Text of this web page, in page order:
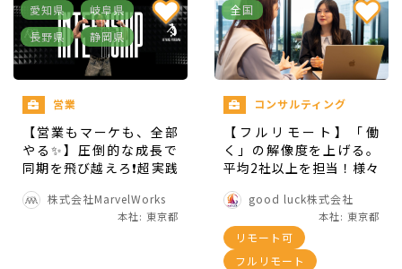
インターンを通して得られる経
験
基本的なビジネススキル
コンサルタントとしての専門スキル
デジタルマーケティングの思考法
グ経験
愛知県
岐阜県
長野県
静岡県
営業
【営業もマーケも、全部
やる✨️】圧倒的な成長で
同期を飛び越えろ❗️超実践
「飛躍（HIYAKU）」の
参加メンバー募集❗️土日勤
株式会社MarvelWorks
本社: 東京都
全国
コンサルティング
【フルリモート】「働
く」の解像度を上げる。
平均2社以上を担当！様々
し、自分のキャリアの軸
を見つける長期インター
ン
good luck株式会社
本社: 東京都
リモート可
フルリモート